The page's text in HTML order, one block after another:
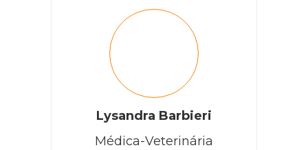
Lysandra Barbieri
Médica-Veterinária